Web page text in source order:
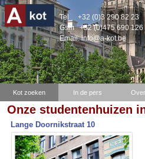
Tel +32 (0)3 290 82 23
Gsm +32 (0)475 690 126
Email:info@a-kot.be
Kot zoeken In de pers
Onze studentenhuizen
Lange Doornikstraat 10